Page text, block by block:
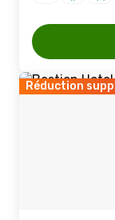
Réduction